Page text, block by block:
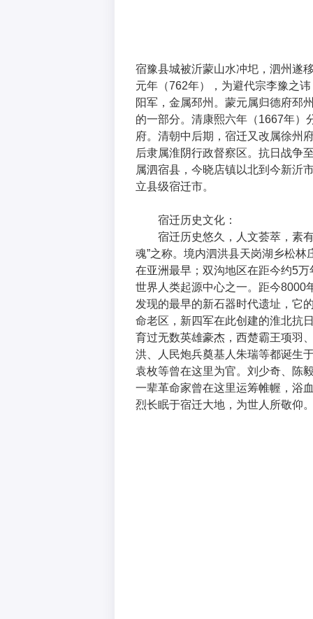
宿豫县城被沂蒙山水冲圯，泗州遂
元年（762年），为避代宗李豫之
阳军，金属邳州。蒙元属归德府邳
的一部分。清康熙六年（1667年）
府。清朝中后期，宿迁又改属徐州
后隶属淮阴行政督察区。抗日战争
属泗宿县，今晓店镇以北到今新沂
立县级宿迁市。
宿迁历史文化：
宿迁历史悠久，人文荟萃，素
魂”之称。境内泗洪县天岗湖乡松
在亚洲最早；双沟地区在距今约5
世界人类起源中心之一。距今8000
发现的最早的新石器时代遗址，它
命老区，新四军在此创建的淮北抗
育过无数英雄豪杰，西楚霸王项羽
洪、人民炮兵奠基人朱瑞等都诞生
袁枚等曾在这里为官。刘少奇、陈
一辈革命家曾在这里运筹帷幄，浴
烈长眠于宿迁大地，为世人所敬仰